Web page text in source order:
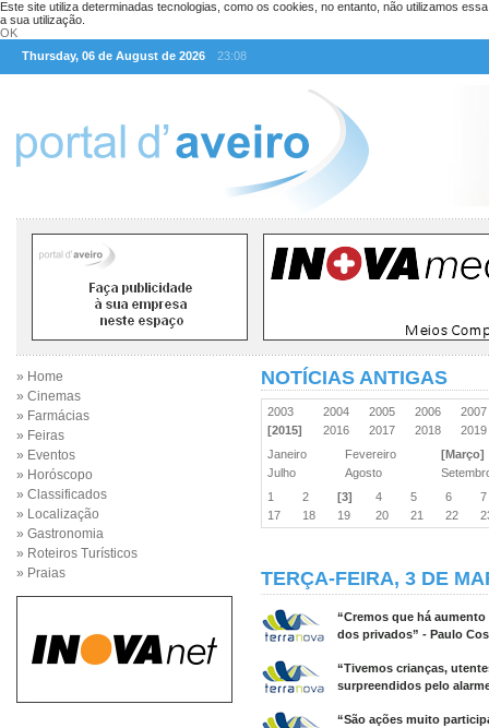
Este site utiliza determinadas tecnologias, como os cookies, no entanto, não utilizamos
a sua utilização.
OK
Thursday, 06 de August de 2026
23:08
» Home
» Cinemas
» Farmácias
» Feiras
» Eventos
» Horóscopo
» Classificados
» Localização
» Gastronomia
» Roteiros Turísticos
» Praias
NOTÍCIAS ANTIGAS
2003 2004 2005 2006
[2015]
2016 2017 2018
Janeiro
Fevereiro
[Março]
Julho
Agosto
1
2 [3] 4 5 6
17
18 19 20 21 22
TERÇA-FEIRA, 3 DE
“Cremos que há
dos privados” - Paulo
“Tivemos crianças,
surpreendidos pelo
“São ações muito